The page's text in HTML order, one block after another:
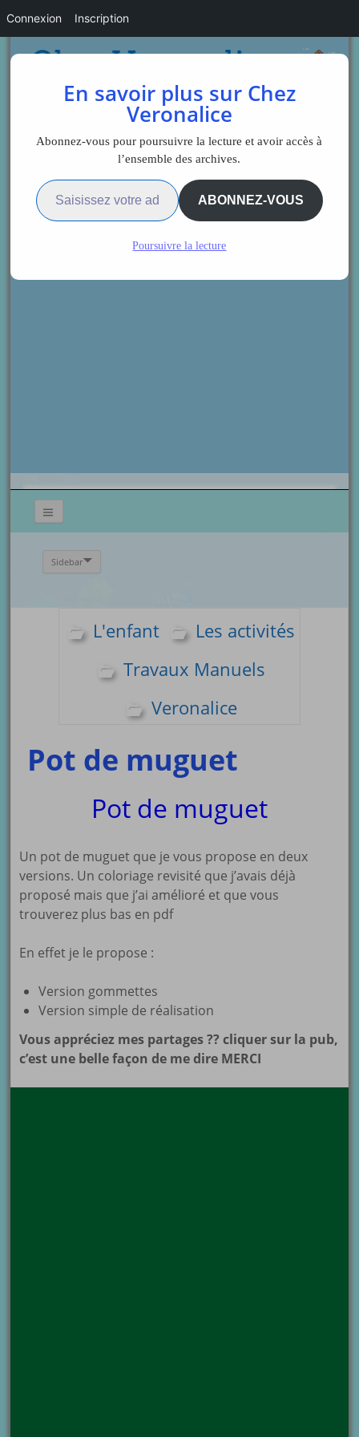
Sidebar
L'enfant
Les activités
Travaux Manuels
Veronalice
Pot de muguet
Pot de muguet
Un pot de muguet que je vous propose en deux
versions. Un coloriage revisité que j’avais déjà
proposé mais que j’ai amélioré et que vous
trouverez plus bas en pdf
En effet je le propose :
Version gommettes
Version simple de réalisation
Vous appréciez mes partages ?? cliquer sur la pub,
c’est une belle façon de me dire MERCI
En savoir plus sur Chez
Veronalice
Abonnez-vous pour poursuivre la lecture et avoir accès à
l’ensemble des archives.
Saisissez votre adresse e-mail…
ABONNEZ-VOUS
Poursuivre la lecture
Connexion Inscription